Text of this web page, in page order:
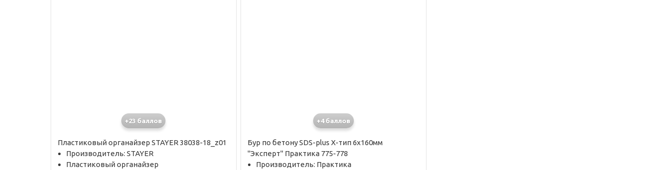
+23 баллов
Пластиковый органайзер STAYER 38038-18_z01
Производитель: STAYER
Пластиковый органайзер
+4 баллов
Бур по бетону SDS-plus X-тип 6х160мм
"Эксперт" Практика 775-778
Производитель: Практика